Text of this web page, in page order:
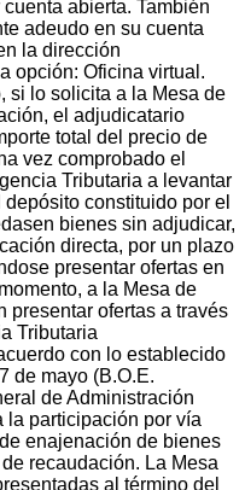
abierta. También
adeudo en su cuenta
la dirección
opción: Oficina virtual.
si lo solicita a la Mesa de
el adjudicatario
total del precio de
vez comprobado el
Tributaria a levantar
constituido por el
bienes sin adjudicar,
directa, por un plazo
presentar ofertas en
a la Mesa de
presentar ofertas a través
Tributaria
con lo establecido
de mayo (B.O.E.
de Administración
la participación por vía
enajenación de bienes
recaudación. La Mesa
al término del